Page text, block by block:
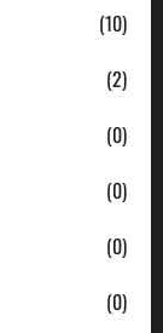
(10)
(2)
(0)
(0)
(0)
(0)